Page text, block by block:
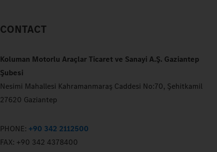
CONTACT
Koluman Motorlu Araçlar Ticaret ve Sanayi A.Ş. Gaziantep
Şubesi
Nesimi Mahallesi Kahramanmaraş Caddesi No:70, Şehitkamil
27620 Gaziantep
PHONE: +90 342 2112500
FAX: +90 342 4378400